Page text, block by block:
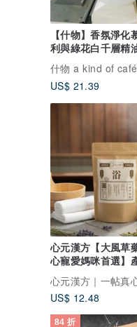
【什物】香氛淨化
利與綠花白千層精
什物 a kind of café
US$ 21.39
心元漢方【大風草
心寵愛媽咪首選】
浴、擦澡包
心元漢方｜一帖真
US$ 12.48
84 折